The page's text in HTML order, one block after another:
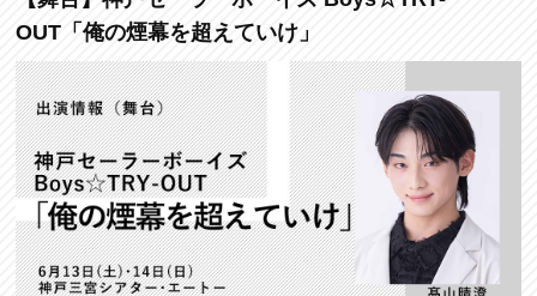
OUT「俺の煙幕を超えていけ」